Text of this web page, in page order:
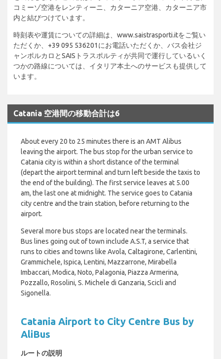
コミーゾ空港をレンティーニ、カターニア空港、カターニア市
内と結びつけています。
時刻表や運賃についての詳細は、www.saistrasporti.itをご覧い
ただくか、+39 095 536201にお電話いただくか、バス会社ジ
ャンポルカロとSAISトラスポルティが共同で運行しているいく
つかの路線については、イタリア本土へのサービスも提供して
います。
Catania 空港間の移動合計は6
About every 20 to 25 minutes there is an AMT Alibus
leaving the airport. The bus stop for the urban service to
Catania city is within a short distance of the terminal
(depart the airport terminal and turn left beside the taxis to
the end of the building). The first service leaves at 5.00
am, the last one at midnight. The service goes to Catania
city centre and the train station, before returning to the
airport.
Several more bus stops are located near the terminals.
Bus lines going out of town include A.S.T, a service that
runs to cities and towns like Avola, Caltagirone, Carlentini,
Grammichele, Ispica, Lentini, Mazzarrone, Mirabella
Imbaccari, Modica, Noto, Palagonia, Piazza Armerina,
Pozzallo, Rosolini, S. Michele di Ganzaria, Scicli and
Sigonella.
Catania Airport to City Centre Bus by
AliBus
ルートの説明